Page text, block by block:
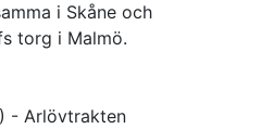
i Skåne och
torg i Malmö.
- Arlövtrakten